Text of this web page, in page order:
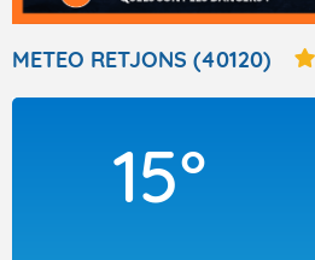
TOUS LES
METEO RETJONS (40120)
15°